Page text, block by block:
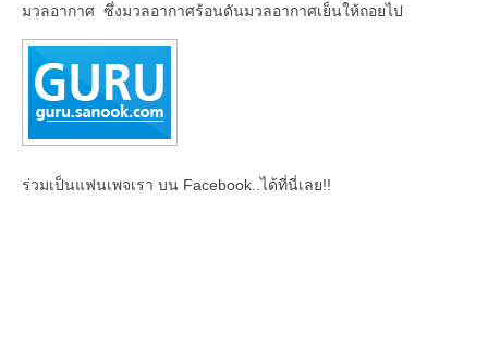
มวลอากาศ ซึ่งมวลอากาศร้อนดันมวลอากาศเย็นให้ถอยไป
ร่วมเป็นแฟนเพจเรา บน Facebook..ได้ที่นี่เลย!!